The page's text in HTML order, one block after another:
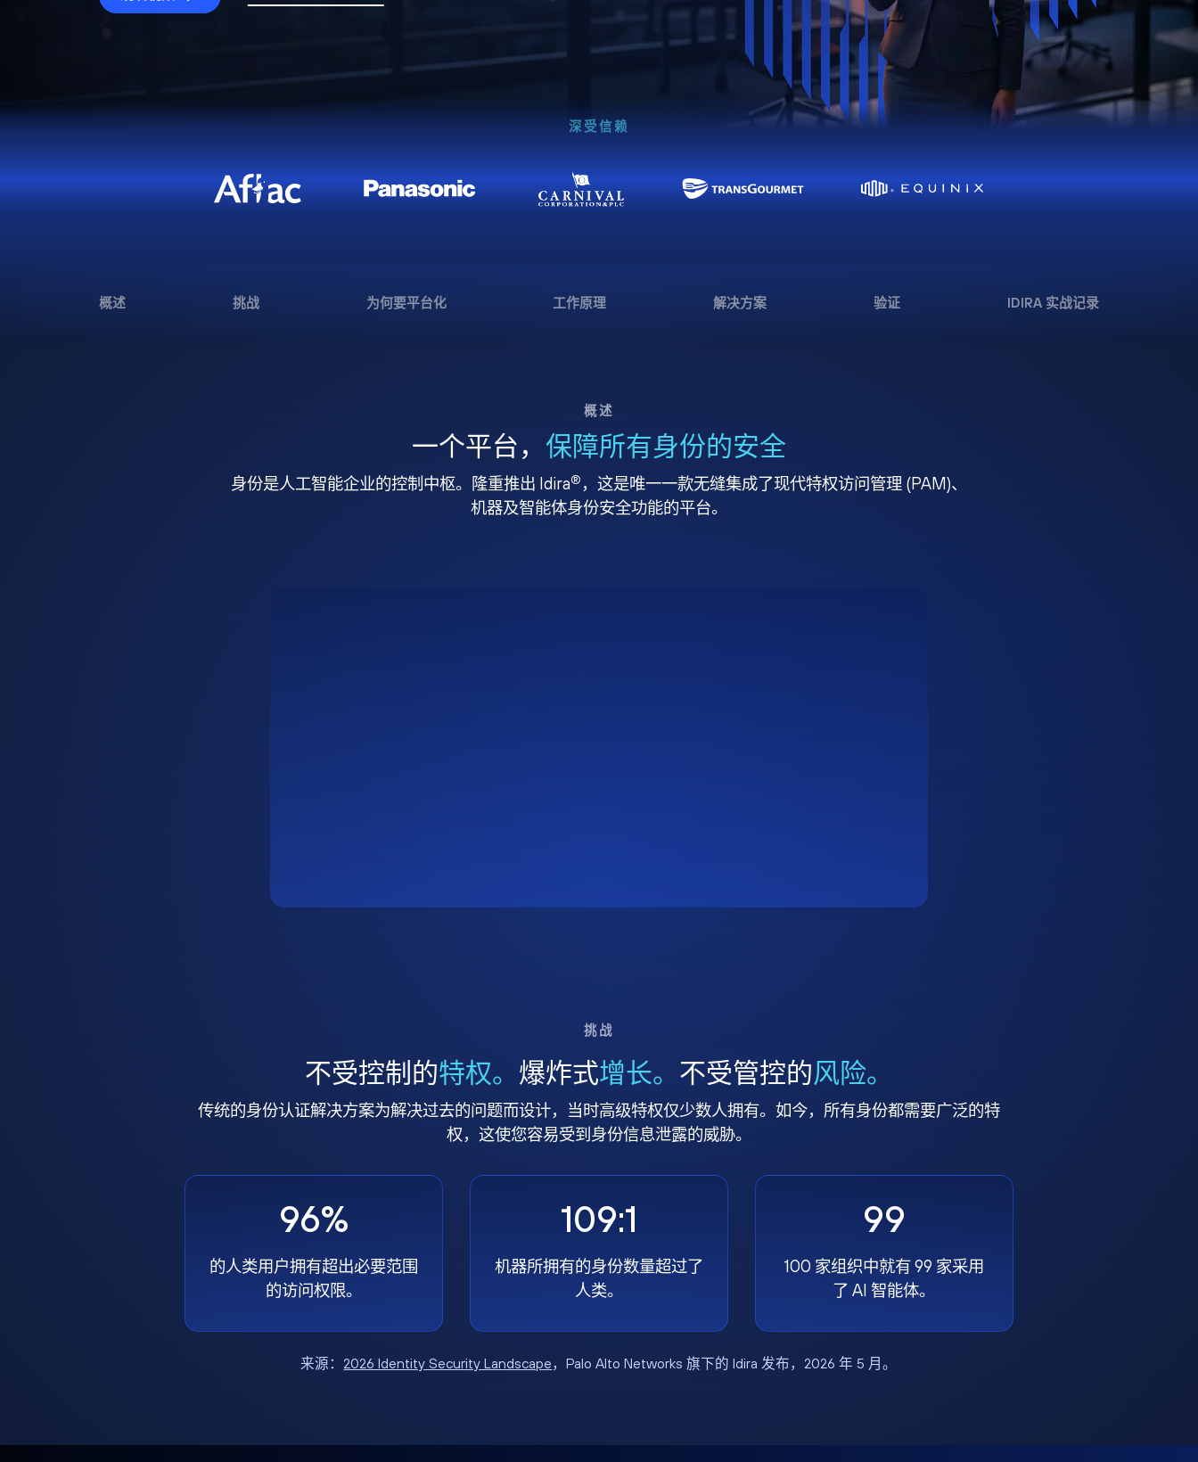
深受信赖
概述 挑战 为何要平台化 工作原理 解决方案 验证 IDIRA 实战记录
概述
一个平台， 保障所有身份的安全
身份是人工智能企业的控制中枢。隆重推出 Idira® ，这是唯一一款无缝集成了现代特权访问管理 (PAM)、
机器及智能体身份安全功能的平台。
挑战
不受控制的特权。 爆炸式增长。 不受管控的风险。
传统的身份认证解决方案为解决过去的问题而设计，当时高级特权仅少数人拥有。如今，所有身份都需要广泛的特
权，这使您容易受到身份信息泄露的威胁。
96%
的人类用户拥有超出必要范围
的访问权限。
109:1
机器所拥有的身份数量超过了
人类。
99
100 家组织中就有 99 家采用
了 AI 智能体。
来源： 2026 Identity Security Landscape，Palo Alto Networks 旗下的 Idira 发布，2026 年 5 月。